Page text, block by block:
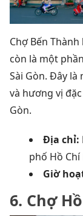
Chợ Bến
còn là một
Sài Gòn. Đây
và hương vị
Gòn.
Địa chỉ:
phố Hồ
Giờ
6. Chợ